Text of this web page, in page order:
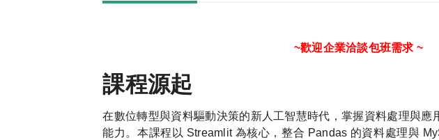
~歡迎企業洽談包班需求 ~
課程源起
在數位轉型與資料驅動決策的新人工智慧時代，掌握資料處理與應
能力。本課程以 Streamlit 為核心，整合 Pandas 的資料處理與